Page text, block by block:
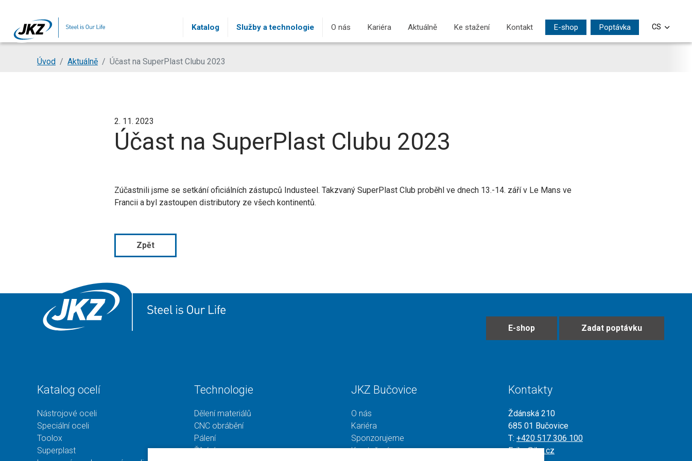
Katalog Služby a technologie O nás Kariéra Aktuálně Ke stažení Kontakt E-shop Poptávka CS
Jsi tady:
Úvod Aktuálně Účast na SuperPlast Clubu 2023
2. 11. 2023
Účast na SuperPlast Clubu 2023
Zúčastnili jsme se setkání oficiálních zástupců Industeel. Takzvaný SuperPlast Club proběhl ve dnech 13.-14. září v Le Mans ve
Francii a byl zastoupen distributory ze všech kontinentů.
Zpět
E-shop Zadat poptávku
Katalog ocelí
Nástrojové oceli
Speciální oceli
Toolox
Superplast
Technologie
Dělení materiálů
CNC obrábění
Pálení
Žíhání
JKZ Bučovice
O nás
Kariéra
Sponzorujeme
Ke stažení
Kontakty
Ždánská 210
685 01 Bučovice
T: +420 517 306 100
E:jkz@jkz.cz